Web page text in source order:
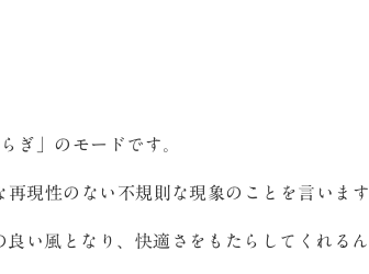
ぎ」のモードです。
現性のない不規則な現象のことを言います
い風となり、快適さをもたらしてくれるん